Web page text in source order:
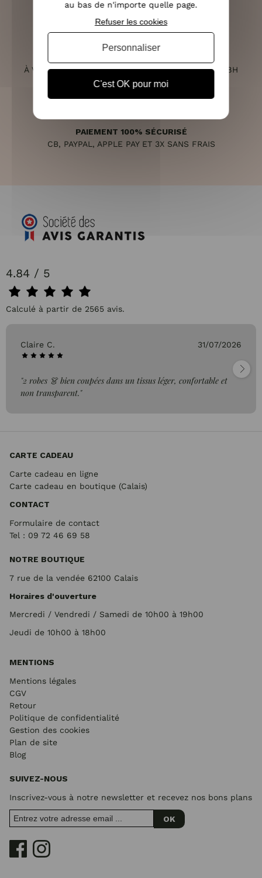
À VOTRE ÉCOUTE DU LUNDI AU SAMEDI DE 10H À 18H
PAIEMENT 100% SÉCURISÉ
CB, PAYPAL, APPLE PAY ET 3X SANS FRAIS
4.84 / 5
Calculé à partir de 2565 avis.
Claire C. 31/07/2026
"2 robes 👗 bien coupées dans un tissus léger, confortable et
non transparent."
CARTE CADEAU
Carte cadeau en ligne
Carte cadeau en boutique (Calais)
CONTACT
Formulaire de contact
Tel : 09 72 46 69 58
NOTRE BOUTIQUE
7 rue de la vendée 62100 Calais
Horaires d'ouverture
Mercredi / Vendredi / Samedi de 10h00 à 19h00
Jeudi de 10h00 à 18h00
MENTIONS
Mentions légales
CGV
Retour
Politique de confidentialité
Gestion des cookies
Plan de site
Blog
SUIVEZ-NOUS
Inscrivez-vous à notre newsletter et recevez nos bons plans
OK
au bas de n'importe quelle page.
C'est OK pour moi
Refuser les cookies
Personnaliser